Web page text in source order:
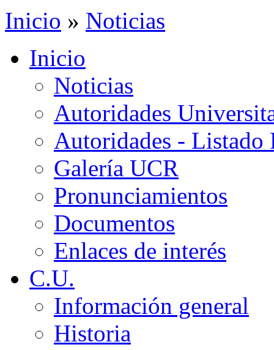
Inicio » Noticias
Inicio
Noticias
Autoridades
Autoridades - Listado
Galería UCR
Pronunciamientos
Documentos
Enlaces de interés
C.U.
Información general
Historia